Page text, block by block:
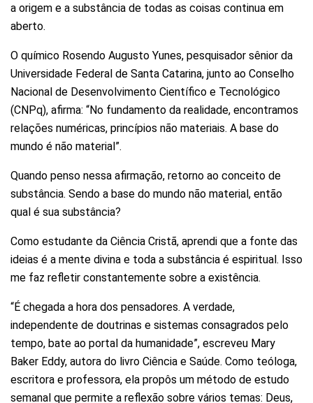
a origem e a substância de todas as coisas continua em
aberto.
O químico Rosendo Augusto Yunes, pesquisador sênior da
Universidade Federal de Santa Catarina, junto ao Conselho
Nacional de Desenvolvimento Científico e Tecnológico
(CNPq), afirma: “No fundamento da realidade, encontramos
relações numéricas, princípios não materiais. A base do
mundo é não material”.
Quando penso nessa afirmação, retorno ao conceito de
substância. Sendo a base do mundo não material, então
qual é sua substância?
Como estudante da Ciência Cristã, aprendi que a fonte das
ideias é a mente divina e toda a substância é espiritual. Isso
me faz refletir constantemente sobre a existência.
“É chegada a hora dos pensadores. A verdade,
independente de doutrinas e sistemas consagrados pelo
tempo, bate ao portal da humanidade”, escreveu Mary
Baker Eddy, autora do livro Ciência e Saúde. Como teóloga,
escritora e professora, ela propôs um método de estudo
semanal que permite a reflexão sobre vários temas: Deus,